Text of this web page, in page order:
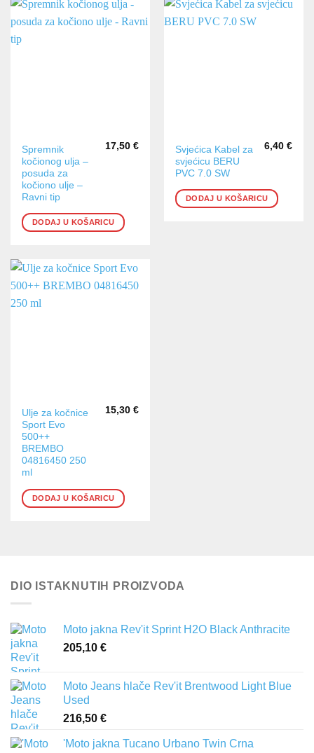
Spremnik
kočionog ulja –
posuda za
kočiono ulje –
Ravni tip
17,50 €
DODAJ U KOŠARICU
Svjećica Kabel za
svjećicu BERU
PVC 7.0 SW
6,40 €
DODAJ U KOŠARICU
Ulje za kočnice
Sport Evo
500++
BREMBO
04816450 250
ml
15,30 €
DODAJ U KOŠARICU
DIO ISTAKNUTIH PROIZVODA
Moto jakna Rev'it Sprint H2O Black Anthracite
205,10 €
Moto Jeans hlače Rev'it Brentwood Light Blue
Used
216,50 €
'Moto jakna Tucano Urbano Twin Crna